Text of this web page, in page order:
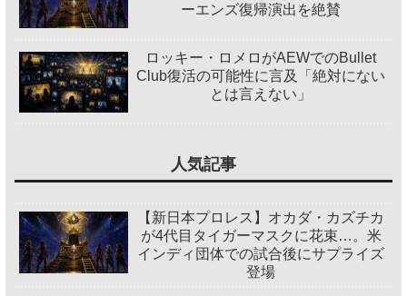
ーエンズ復帰演出を絶賛
ロッキー・ロメロがAEWでのBullet
Club復活の可能性に言及「絶対にない
とは言えない」
人気記事
【新日本プロレス】オカダ・カズチカ
が4代目タイガーマスクに花束…。米
インディ団体での試合後にサプライズ
登場